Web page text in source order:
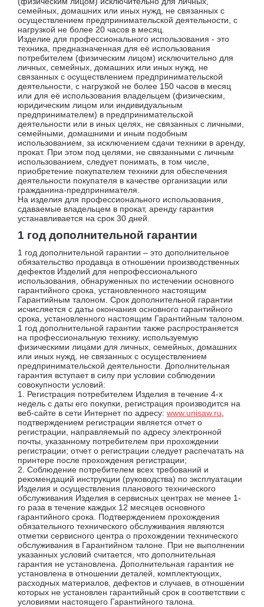
семейных, домашних или иных нужд, не связанных с
осуществлением предпринимательской деятельности, с
нагрузкой не более 20 часов в месяц.
Изделие для профессионального использования - это
техника, предназначенная для её использования
потребителем (физическим лицом) исключительно для
личных, семейных, домашних или иных нужд, не
связанных с осуществлением предпринимательской
деятельности, с нагрузкой не более 150 часов в месяц
или для её использования владельцем (физическим,
юридическим лицом или индивидуальным
предпринимателем) в предпринимательской
деятельности или в иных целях, не связанных с личными,
семейными, домашними и иным подобным
использованием, за исключением сдачи техники в аренду,
прокат. При этом под целями, не связанными с личным
использованием, следует понимать, в том числе,
приобретение покупателем техники для обеспечения
деятельности покупателя в качестве организации или
гражданина-предпринимателя.
На изделия для профессионального использования,
сдаваемые владельцем в прокат, аренду гарантия
устанавливается на срок 30 дней.
1 год дополнительной гарантии
1 год дополнительной гарантии – это дополнительное
обязательство продавца в отношении производственных
дефектов Изделий для непрофессионального
использования, обнаруженных по истечении основного
гарантийного срока, установленного настоящим
Гарантийным талоном. Срок дополнительной гарантии
исчисляется с даты окончания основного гарантийного
срока, установленного настоящим Гарантийным талоном.
1 год дополнительной гарантии также распространяется
на профессиональную технику, используемую
физическими лицами для личных, семейных, домашних
или иных нужд, не связанных с осуществлением
предпринимательской деятельности. Дополнительная
гарантия вступает в силу при условии соблюдении
совокупности условий:
1. Регистрация потребителем Изделия в течение 4-х
недель с даты его покупки, регистрация производится на
веб-сайте в сети Интернет по адресу: www.unisaw.ru
подтверждением регистрации является отчет о
регистрации, направляемый по адресу электронной
почты, указанному потребителем при прохождении
регистрации; отчет о регистрации следует распечатать на
принтере после прохождения регистрации;
2. Соблюдение потребителем всех требований и
рекомендаций инструкции (руководства) по эксплуатации
Изделия и осуществления планового технического
обслуживания Изделия в сервисных центрах не менее 1-
го раза в течение каждых 12 месяцев основного
гарантийного срока. Подтверждением прохождения
обязательного технического обслуживания являются
отметки сервисного центра о прохождении технического
обслуживания в Гарантийном талоне. При не выполнении
указанных условий считается, что дополнительная
гарантия не установлена. Дополнительная гарантия не
установлена в отношении деталей, комплектующих,
расходных материалов, дефектов и случаев, в отношении
которых не установлен гарантийный срок в соответствии с
условиями настоящего Гарантийного талона.